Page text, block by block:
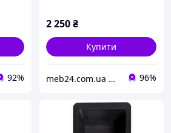
92%
2 250₴
Купити
meb24.com.ua Компанія "Меб24". Продаж меблів для дома то офісу. Матраци, ліжка. 96%